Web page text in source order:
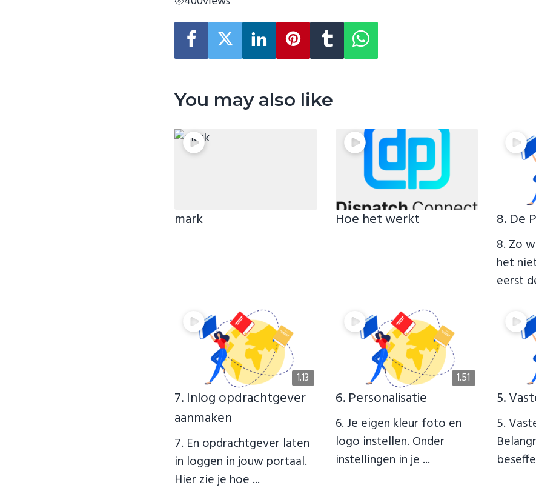
You may also like
mark Hoe het werkt 8. De
8. Zo
het
eerst
1.13
7. Inlog opdrachtgever
aanmaken
7. En opdrachtgever laten
in loggen in jouw portaal.
Hier zie je hoe ...
1.51
6. Personalisatie
6. Je eigen kleur foto en
logo instellen. Onder
instellingen in je ...
5.
5.